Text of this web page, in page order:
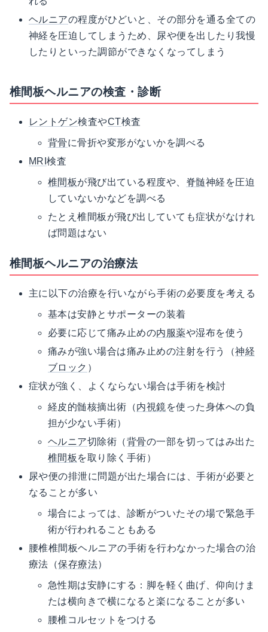
ヘルニアの程度がひどいと、その部分を通る全ての
神経を圧迫してしまうため、尿や便を出したり我慢
したりといった調節ができなくなってしまう
椎間板ヘルニアの検査・診断
レントゲン検査やCT検査
背骨に骨折や変形がないかを調べる
MRI検査
椎間板が飛び出ている程度や、 脊髄神経を圧迫
していないかなどを調べる
たとえ椎間板が飛び出していても症状がなけれ
ば問題はない
椎間板ヘルニアの治療法
主に以下の治療を行いながら手術の必要度を考える
基本は安静とサポーターの装着
必要に応じて痛み止めの内服薬や湿布を使う
痛みが強い場合は痛み止めの注射を行う（神経
ブロック ）
症状が強く、よくならない場合は手術を検討
経皮的髄核摘出術（内視鏡を使った身体への負
担が少ない手術）
ヘルニア切除術（背骨の一部を切ってはみ出た
椎間板 を取り除く手術）
尿や便の排泄に問題が出た場合には、手術が必要と
なることが多い
場合によっては、診断がついたその場で緊急手
術が行われることもある
腰椎椎間板ヘルニアの手術を行わなかった場合の治
療法（保存療法）
急性期は安静にする：脚を軽く曲げ、仰向けま
たは横向きで横になると楽になることが多い
腰椎コルセットをつける